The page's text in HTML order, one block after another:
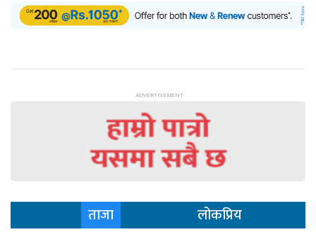
ताजा लोकप्रिय